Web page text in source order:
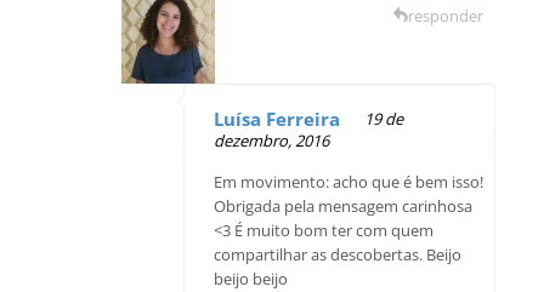
Luísa Ferreira
19 de
dezembro, 2016
Em movimento: acho que é bem isso!
Obrigada pela mensagem carinhosa
<3 É muito bom ter com quem
compartilhar as descobertas. Beijo
beijo beijo
responder